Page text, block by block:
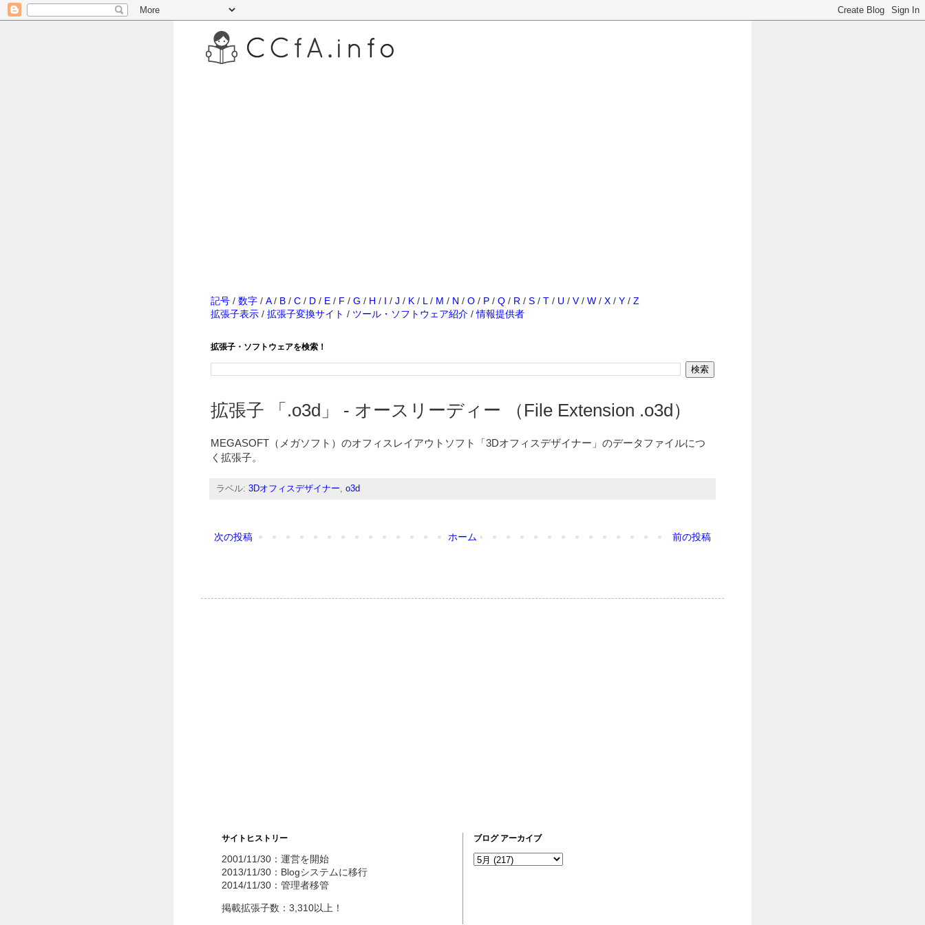
記号 / 数字 / A/ B / C / D / E / F / G / H / I / J / K / L / M / N / O / P / Q / R / S / T / U / V/ W / X / Y / Z
拡張子表示 / 拡張子変換サイト / ツール・ソフトウェア紹介 /情報提供者
拡張子・ソフトウェアを検索！
拡張子 「.o3d」 - オースリーディー （File Extension .o3d）
MEGASOFT（メガソフト）のオフィスレイアウトソフト「3Dオフィスデザイナー」のデータファイルにつ
く拡張子。
ラベル: 3Dオフィスデザイナー, o3d
次の投稿 前の投稿
ホーム
サイトヒストリー
2001/11/30：運営を開始
2013/11/30：Blogシステムに移行
2014/11/30：管理者移管
掲載拡張子数：3,310以上！
ブログ アーカイブ